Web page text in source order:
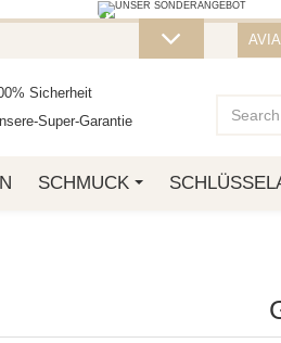
VON ÜBER 50 €
DER VORRAT REICHT! DIE
Sicherheit
Super-Garantie
SCHMUCK